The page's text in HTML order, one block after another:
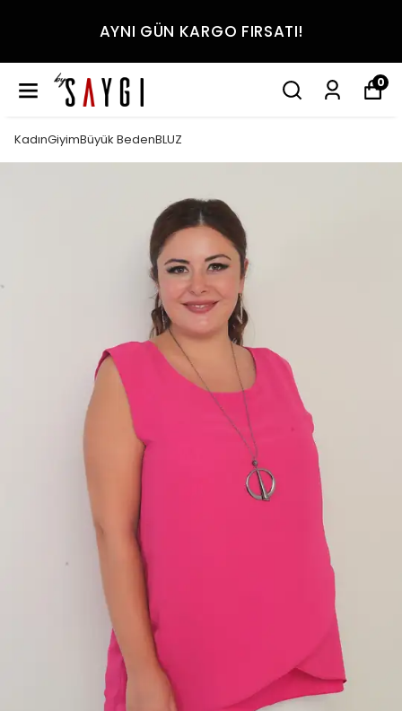
AYNI GÜN KARGO FIRSATI!
0
KadınGiyimBüyük BedenBLUZ